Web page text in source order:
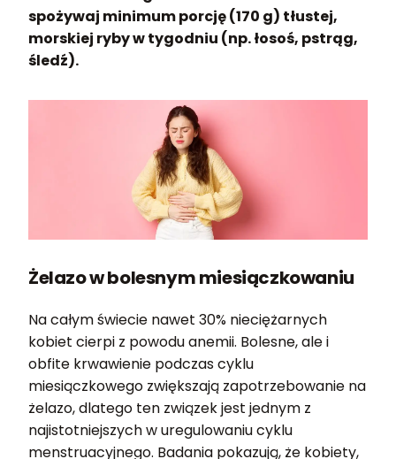
spożywaj minimum porcję (170 g) tłustej,
morskiej ryby w tygodniu (np. łosoś, pstrąg,
śledź).
Żelazo w bolesnym miesiączkowaniu
Na całym świecie nawet 30% nieciężarnych
kobiet cierpi z powodu anemii. Bolesne, ale i
obfite krwawienie podczas cyklu
miesiączkowego zwiększają zapotrzebowanie na
żelazo, dlatego ten związek jest jednym z
najistotniejszych w uregulowaniu cyklu
menstruacyjnego. Badania pokazują, że kobiety,